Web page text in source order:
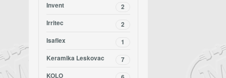
Invent
2
Irritec
2
Isaflex
1
Keramika Leskovac
7
KOLO